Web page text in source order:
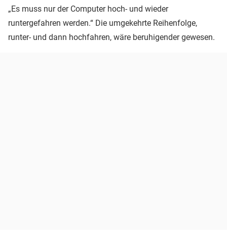
„Es muss nur der Computer hoch- und wieder
runtergefahren werden.“ Die umgekehrte Reihenfolge,
runter- und dann hochfahren, wäre beruhigender gewesen.